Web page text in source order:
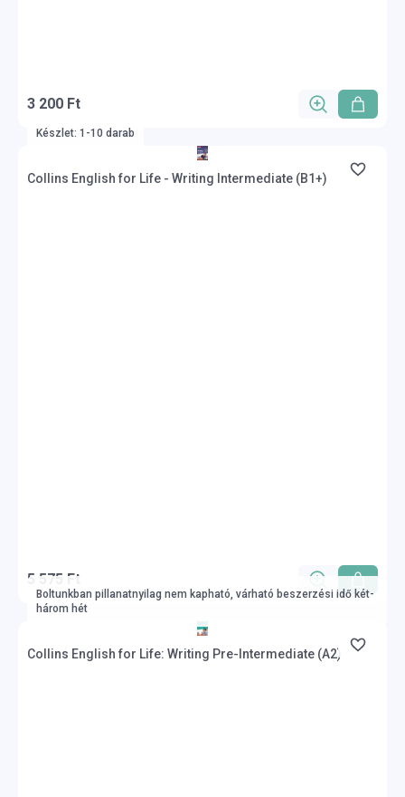
3 200 Ft
Készlet: 1-10 darab
Collins English for Life - Writing Intermediate (B1+)
5 575 Ft
Boltunkban pillanatnyilag nem kapható, várható beszerzési idő két-
három hét
Collins English for Life: Writing Pre-Intermediate (A2)